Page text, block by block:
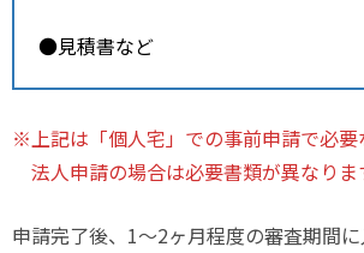
●見積書など
※上記は「個人宅」での事前申請で必要
法人申請の場合は必要書類が異なりま
申請完了後、1～2ヶ月程度の審査期間に